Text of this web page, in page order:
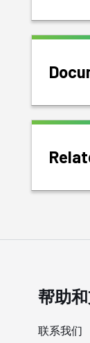
帮助
联系我们